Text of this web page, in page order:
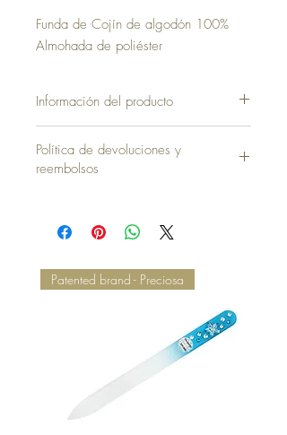
Funda de Cojín de algodón 100%
Almohada de poliéster
Información del producto
Política de devoluciones y
reembolsos
Patented brand - Preciosa